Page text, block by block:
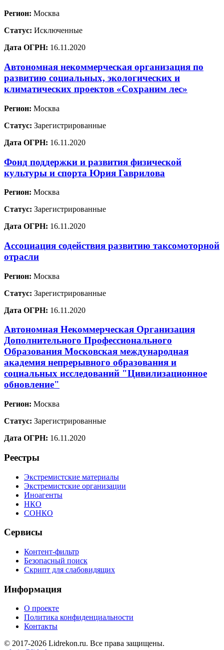
Регион: Москва
Статус: Исключенные
Дата ОГРН: 16.11.2020
Автономная некоммерческая организация по
развитию социальных, экологических и
климатических проектов «Сохраним лес»
Регион: Москва
Статус: Зарегистрированные
Дата ОГРН: 16.11.2020
Фонд поддержки и развития физической
культуры и спорта Юрия Гаврилова
Регион: Москва
Статус: Зарегистрированные
Дата ОГРН: 16.11.2020
Ассоциация содействия развитию таксомоторной
отрасли
Регион: Москва
Статус: Зарегистрированные
Дата ОГРН: 16.11.2020
Автономная Некоммерческая Организация
Дополнительного Профессионального
Образования Московская международная
академия непрерывного образования и
социальных исследований "Цивилизационное
обновление"
Регион: Москва
Статус: Зарегистрированные
Дата ОГРН: 16.11.2020
Реестры
Экстремистские материалы
Экстремистские организации
Иноагенты
НКО
СОНКО
Сервисы
Контент-фильтр
Безопасный поиск
Скрипт для слабовидящих
Информация
О проекте
Политика конфиденциальности
Контакты
© 2017-2026 Lidrekon.ru. Все права защищены.